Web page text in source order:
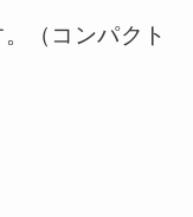
（コンパクト